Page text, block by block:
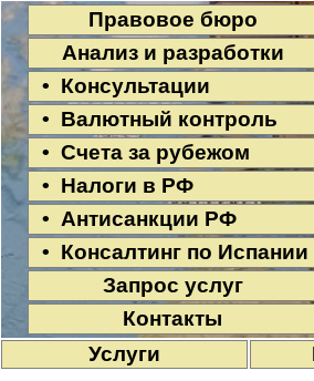
Правовое бюро
Анализ и разработки
• Консультации
• Валютный контроль
• Счета за рубежом
• Налоги в РФ
• Антисанкции РФ
• Консалтинг по Испании
Запрос услуг
Контакты
Услуги